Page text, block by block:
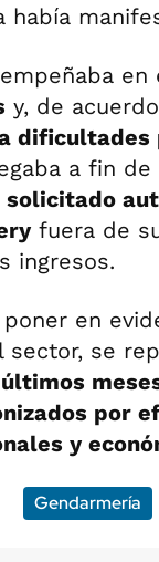
había
en
y, de
dificultades
a fin de
solicitado
fuera de
ingresos.
en
sector, se
por
y
Gendarmería